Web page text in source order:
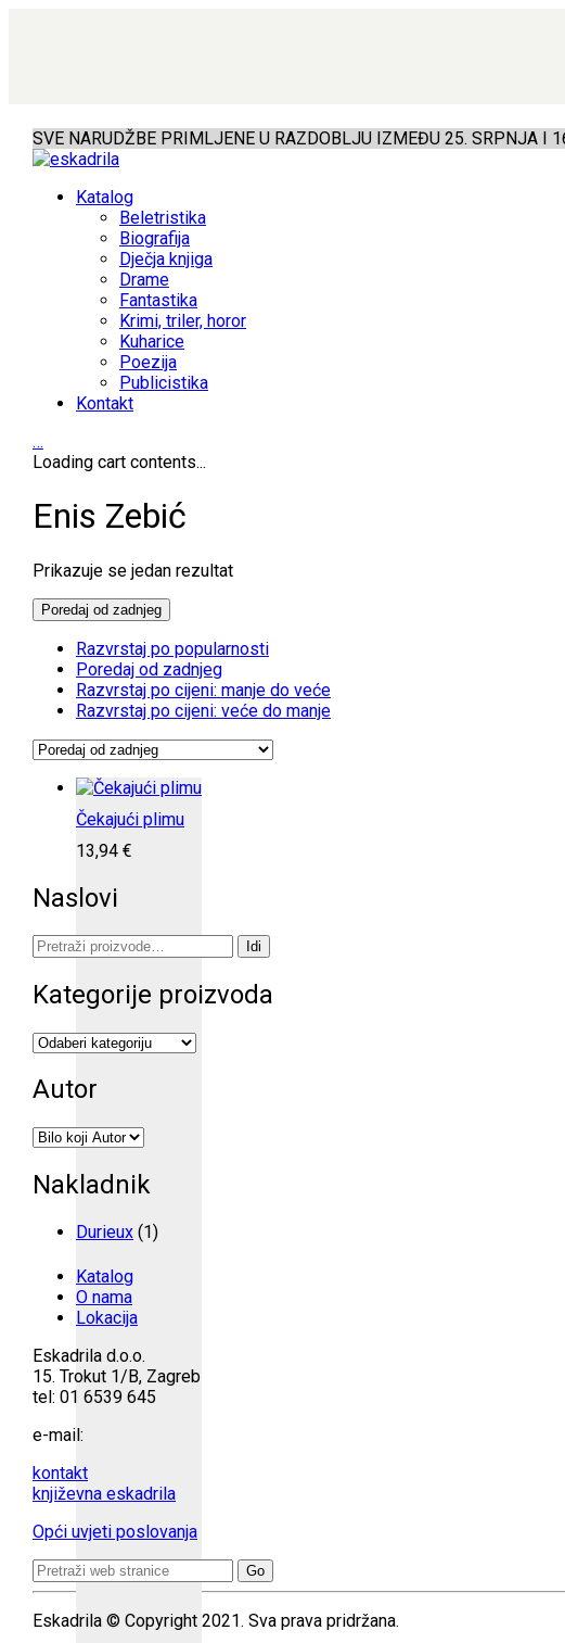
SVE NARUDŽBE PRIMLJENE U RAZDOBLJU IZMEĐU 25. SRPNJA I
Katalog
Beletristika
Biografija
Dječja knjiga
Drame
Fantastika
Krimi, triler, horor
Kuharice
Poezija
Publicistika
Kontakt
…
Loading cart contents...
Enis Zebić
Prikazuje se jedan rezultat
Poredaj od zadnjeg
Razvrstaj po popularnosti
Poredaj od zadnjeg
Razvrstaj po cijeni: manje do veće
Razvrstaj po cijeni: veće do manje
Čekajući plimu
13,94 €
Naslovi
Pretraži: Idi
Kategorije proizvoda
Autor
Nakladnik
Durieux (1)
Katalog
O nama
Lokacija
Eskadrila d.o.o.
15. Trokut 1/B, Zagreb
tel: 01 6539 645
e-mail:
kontakt
književna eskadrila
Opći uvjeti poslovanja
Search
for:
Eskadrila © Copyright 2021. Sva prava pridržana.